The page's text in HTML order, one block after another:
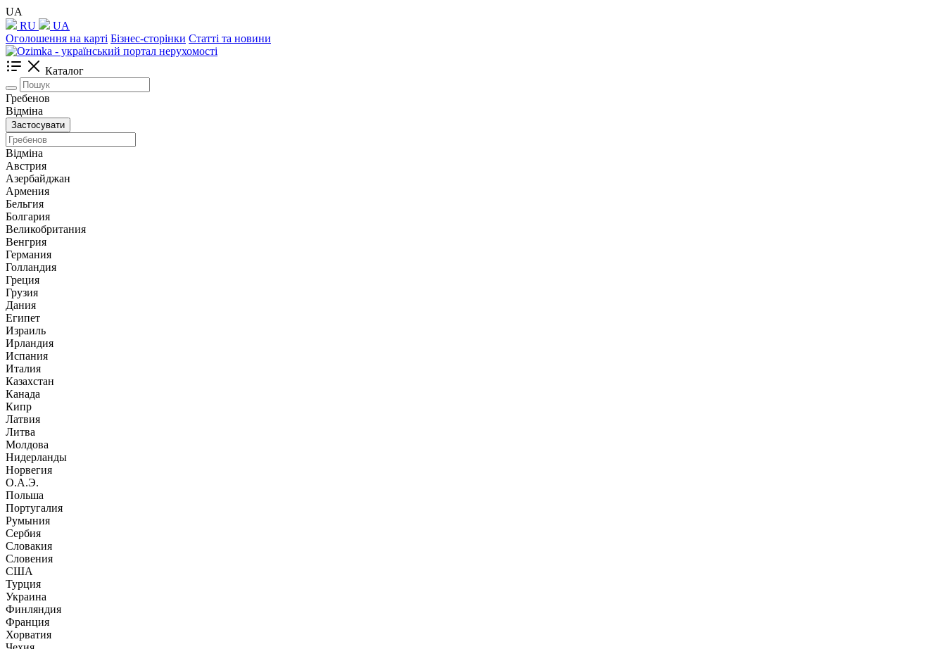
UA
RU
UA
Оголошення на карті Бізнес-сторінки Статті та новини
Каталог
Гребенов
Відміна
Застосувати
Відміна
Австрия
Азербайджан
Армения
Бельгия
Болгария
Великобритания
Венгрия
Германия
Голландия
Греция
Грузия
Дания
Египет
Израиль
Ирландия
Испания
Италия
Казахстан
Канада
Кипр
Латвия
Литва
Молдова
Нидерланды
Норвегия
О.А.Э.
Польша
Португалия
Румыния
Сербия
Словакия
Словения
США
Турция
Украина
Финляндия
Франция
Хорватия